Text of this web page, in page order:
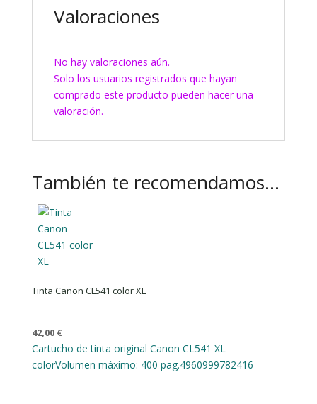
Valoraciones
No hay valoraciones aún.
Solo los usuarios registrados que hayan
comprado este producto pueden hacer una
valoración.
También te recomendamos…
Tinta Canon CL541 color XL
42,00 €
Cartucho de tinta original Canon CL541 XL
colorVolumen máximo: 400 pag.4960999782416